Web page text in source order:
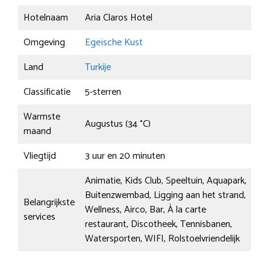
Hotelnaam
Aria Claros Hotel
Omgeving
Egeïsche Kust
Land
Turkije
Classificatie
5-sterren
Warmste
maand
Augustus (34 °C)
Vliegtijd
3 uur en 20 minuten
Belangrijkste
services
Animatie, Kids Club, Speeltuin, Aquapark,
Buitenzwembad, Ligging aan het strand,
Wellness, Airco, Bar, À la carte
restaurant, Discotheek, Tennisbanen,
Watersporten, WIFI, Rolstoelvriendelijk